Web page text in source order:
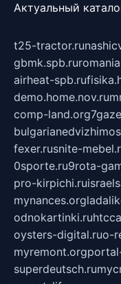
Актуальный
t25-tractor.ru
gbmk.spb.ru
airheat-spb.ru
demo.home.nov.ru
comp-land.org
fexer.rusnite-
0sporte.ru9rota-
pro-kirpichi.ru
mynances.org
odnokartinki.ru
oysters-digital.ruo-
myremont.org
superdeutsch.ru